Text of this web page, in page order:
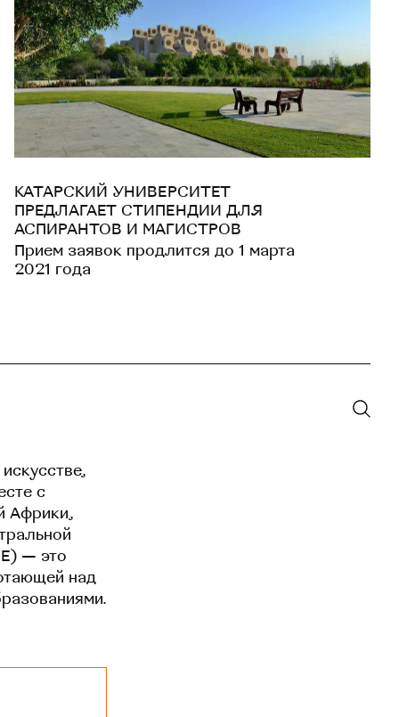
КАТАРСКИЙ УНИВЕРСИТЕТ
ПРЕДЛАГАЕТ СТИПЕНДИИ ДЛЯ
АСПИРАНТОВ И МАГИСТРОВ
Прием заявок продлится до 1 марта
2021 года
с
Африки,
— это
над